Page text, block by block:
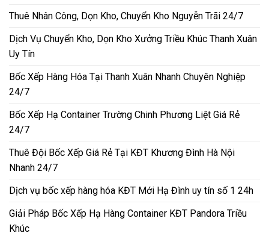
Thuê Nhân Công, Dọn Kho, Chuyển Kho Nguyễn Trãi 24/7
Dịch Vụ Chuyển Kho, Dọn Kho Xưởng Triều Khúc Thanh Xuân
Uy Tín
Bốc Xếp Hàng Hóa Tại Thanh Xuân Nhanh Chuyên Nghiệp
24/7
Bốc Xếp Hạ Container Trường Chinh Phương Liệt Giá Rẻ
24/7
Thuê Đội Bốc Xếp Giá Rẻ Tại KĐT Khương Đình Hà Nội
Nhanh 24/7
Dịch vụ bốc xếp hàng hóa KĐT Mới Hạ Đình uy tín số 1 24h
Giải Pháp Bốc Xếp Hạ Hàng Container KĐT Pandora Triều
Khúc